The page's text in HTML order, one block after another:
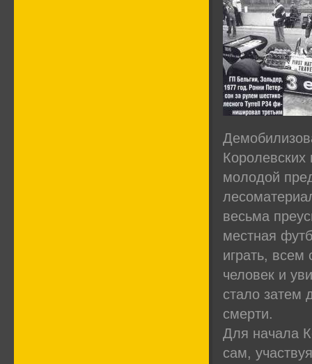
молодой
весьма
местная
играть, всем
человек и
стало затем
смерти.
Для начала
сам,